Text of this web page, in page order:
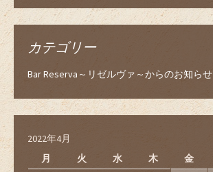
カテゴリー
Bar Reserva～リゼルヴァ～からのお知らせ
2022年4月
月
火 水 木 金